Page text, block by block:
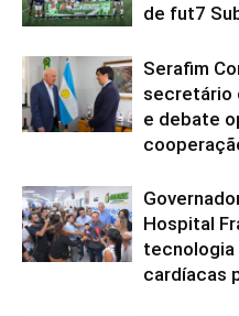
de fut7
Serafim
secretário
e debate
Hospital
tecnologia
cardíacas